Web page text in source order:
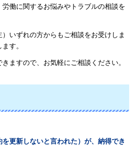
労働に関するお悩みやトラブルの相談を
いずれの方からもご相談をお受けしま
す。
ますので、お気軽にご相談ください。
更新しないと言われた）が、納得でき